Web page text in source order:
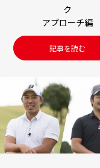
ク
アプローチ編
記事を読む